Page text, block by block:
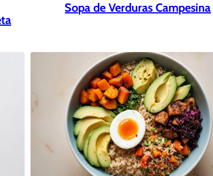
Sopa de Verduras Campesina